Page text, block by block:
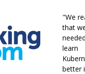
"We
that
learn
better